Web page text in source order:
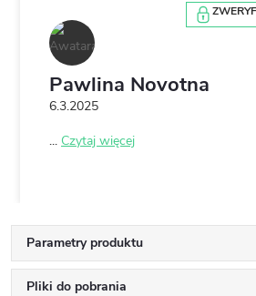
Pawlina Novotna
6.3.2025
... Czytaj więcej
Parametry produktu
Pliki do pobrania